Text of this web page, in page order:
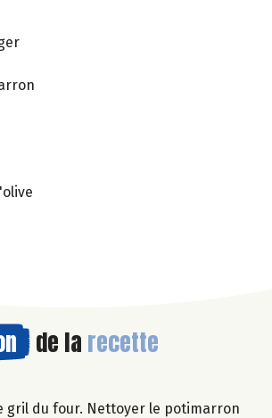
de la recette
gril du four. Nettoyer le potimarron